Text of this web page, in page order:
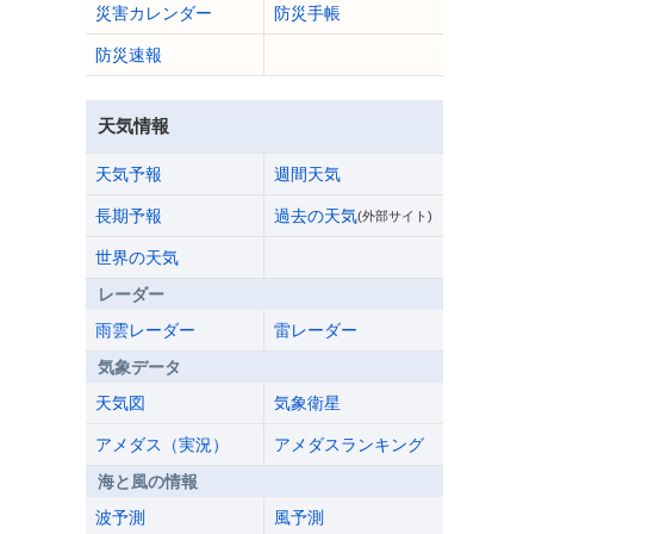
災害カレンダー
防災手帳
防災速報
天気情報
天気予報 週間天気
長期予報 過去の天気(外部サイト)
世界の天気
レーダー
雨雲レーダー
雷レーダー
気象データ
天気図
気象衛星
アメダス（実況）
アメダスランキング
海と風の情報
波予測
風予測